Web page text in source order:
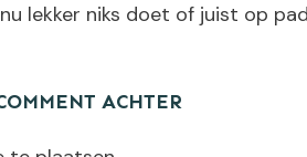
lekker niks doet of juist op
ACHTER